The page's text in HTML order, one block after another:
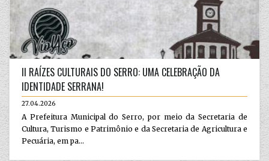
II RAÍZES CULTURAIS DO SERRO: UMA CELEBRAÇÃO DA
IDENTIDADE SERRANA!
27.04.2026
A Prefeitura Municipal do Serro, por meio da Secretaria de
Cultura, Turismo e Patrimônio e da Secretaria de Agricultura e
Pecuária, em pa...